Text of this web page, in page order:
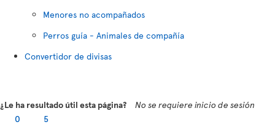
Menores no acompañados
Perros guía - Animales de compañía
Convertidor de divisas
¿Le ha resultado útil esta página?
No se requiere inicio de sesión
0
5